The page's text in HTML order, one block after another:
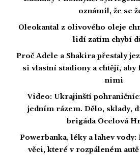
oznámil, že se
Oleokantal z olivového oleje
lidí zatím chybí
Proč Adele a Shakira přestaly
si vlastní stadiony a chtějí,
nimi
Video: Ukrajinští
jedním rázem. Dělo, sklady,
brigáda Ocelová
Powerbanka, léky a lahev
věci, které v rozpáleném